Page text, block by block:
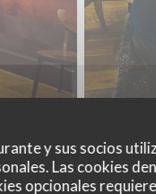
y sus socios
Las cookies
opcionales